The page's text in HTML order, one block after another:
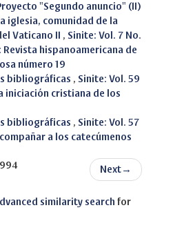
"Segundo anuncio" (II)
iglesia, comunidad de la
Vaticano II , Sinite: Vol. 7 No.
Revista hispanoamericana de
número 19
bibliográficas , Sinite: Vol. 59
iniciación cristiana de los
bibliográficas , Sinite: Vol. 57
a los catecúmenos
Next →
similarity search for